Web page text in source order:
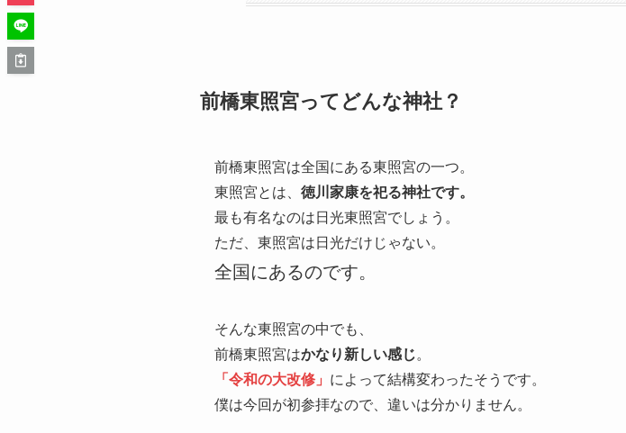
前橋東照宮ってどんな神社？
前橋東照宮は全国にある東照宮の一つ。
東照宮とは、 徳川家康を祀る神社です。
最も有名なのは日光東照宮でしょう。
ただ、東照宮は日光だけじゃない。
全国にあるのです。
そんな東照宮の中でも、
前橋東照宮はかなり新しい感じ。
「令和の大改修」 によって結構変わったそうです。
僕は今回が初参拝なので、違いは分かりません。